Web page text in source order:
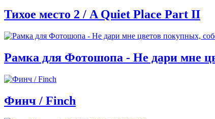
Тихое место 2 / A Quiet Place Part II
Рамка для Фотошопа - Не дари мне
Финч / Finch